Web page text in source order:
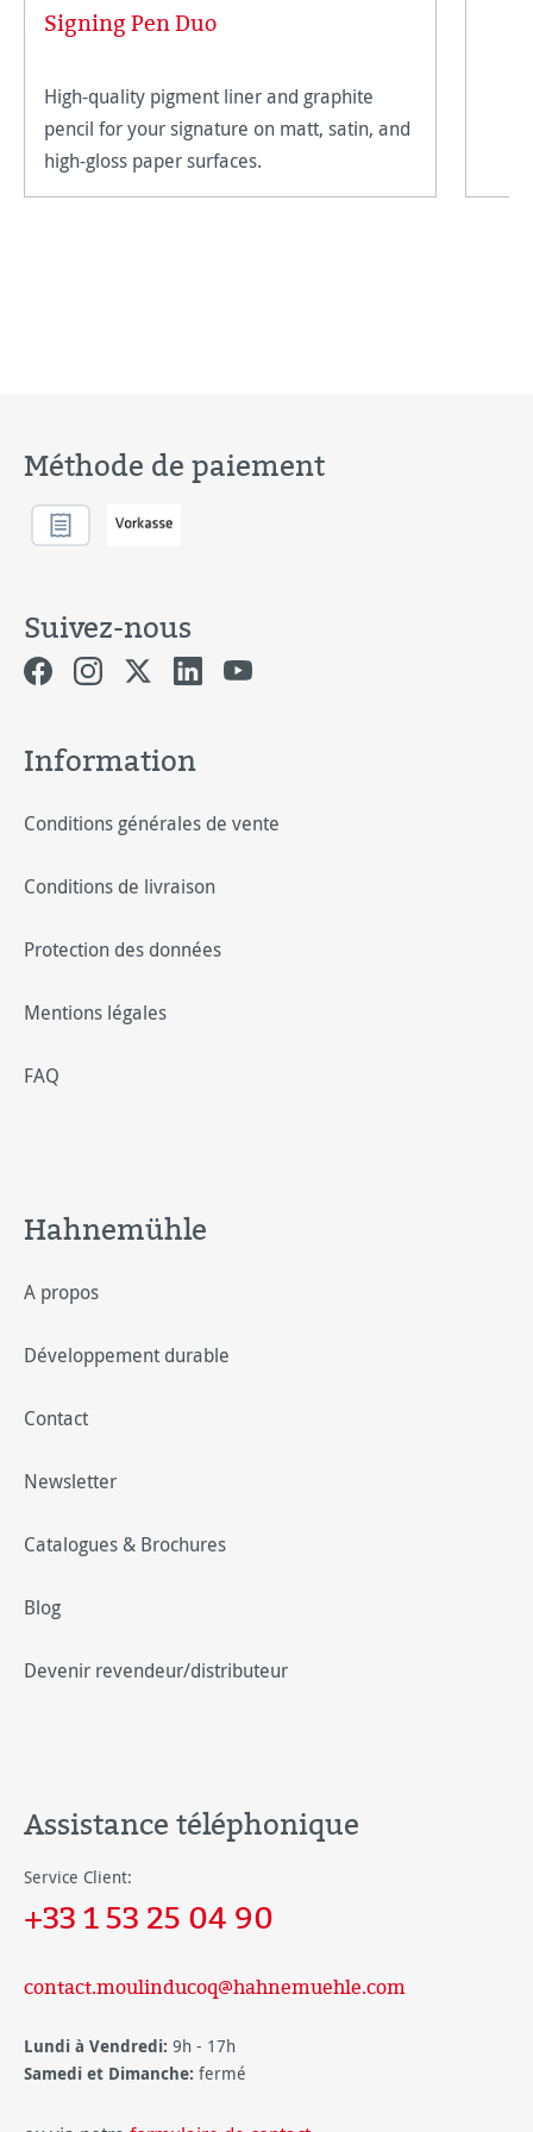
Signing Pen Duo
High-quality pigment liner and graphite
pencil for your signature on matt, satin, and
high-gloss paper surfaces.
Méthode de paiement
Suivez-nous
Information
Conditions générales de vente
Conditions de livraison
Protection des données
Mentions légales
FAQ
Hahnemühle
A propos
Développement durable
Contact
Newsletter
Catalogues & Brochures
Blog
Devenir revendeur/distributeur
Assistance téléphonique
Service Client:
+33 1 53 25 04 90
contact.moulinducoq@hahnemuehle.com
Lundi à Vendredi: 9h - 17h
Samedi et Dimanche: fermé